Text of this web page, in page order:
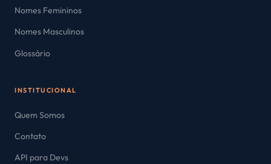
Nomes Femininos
Nomes Masculinos
Glossário
INSTITUCIONAL
Quem Somos
Contato
API para Devs